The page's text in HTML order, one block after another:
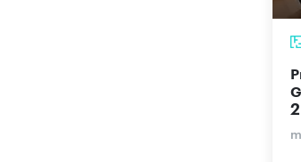
Przytulne 2-pokojowe mieszkanie w